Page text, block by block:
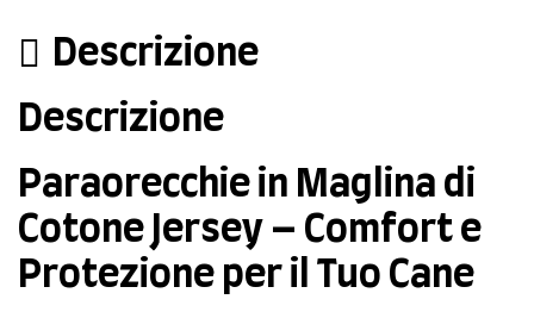
Descrizione
Descrizione
Paraorecchie in Maglina di
Cotone Jersey – Comfort e
Protezione per il Tuo Cane